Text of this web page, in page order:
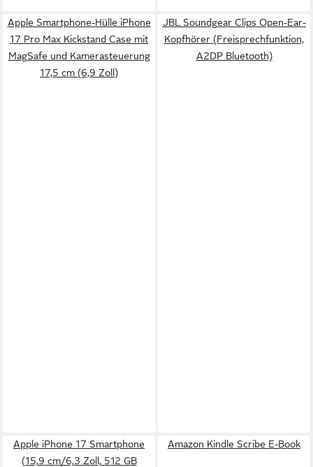
Apple Smartphone-Hülle iPhone
17 Pro Max Kickstand Case mit
MagSafe und Kamerasteuerung
17,5 cm (6,9 Zoll)
JBL Soundgear Clips Open-Ear-
Kopfhörer (Freisprechfunktion,
A2DP Bluetooth)
Apple iPhone 17 Smartphone
(15,9 cm/6,3 Zoll, 512 GB
Amazon Kindle Scribe E-Book